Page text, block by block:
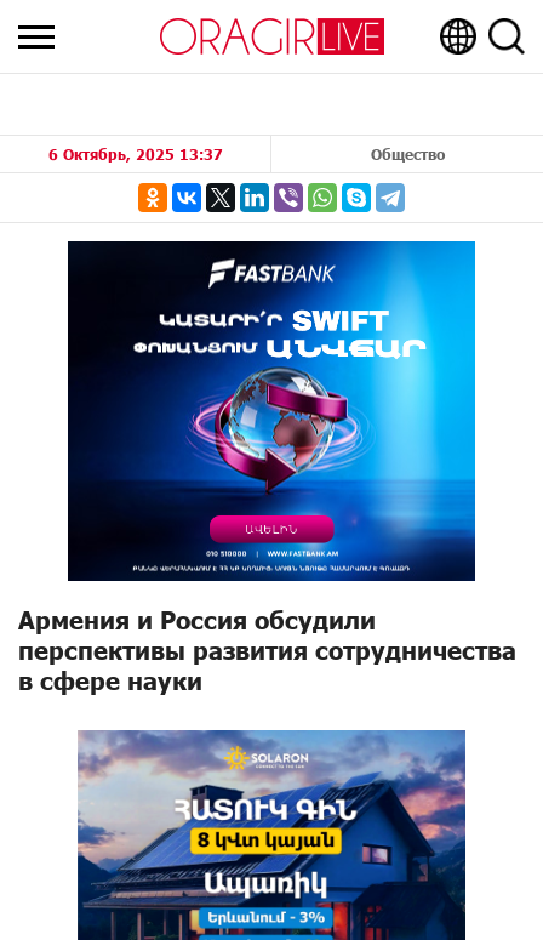
6 Октябрь, 2025 13:37 Общество
Армения и Россия обсудили
перспективы развития сотрудничества
в сфере науки